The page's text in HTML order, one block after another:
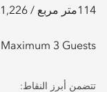
114متر مربع / 1,226
Maximum 3 Guests
تتضمن أبرز النقاط: